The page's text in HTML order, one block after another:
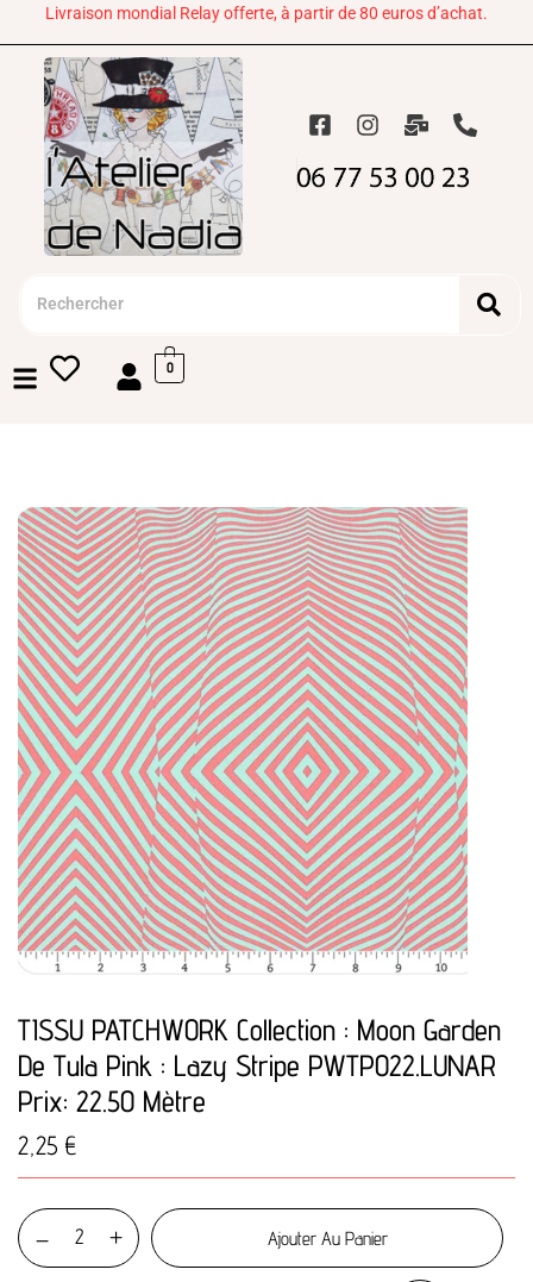
Livraison mondial Relay offerte, à partir de 80 euros d’achat.
0
TISSU PATCHWORK Collection : Moon Garden
De Tula Pink : Lazy Stripe PWTP022.LUNAR
Prix: 22.50 Mètre
2,25 €
Ajouter Au Panier